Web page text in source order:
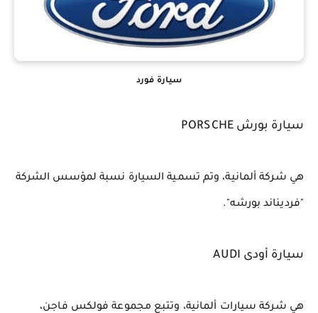
سيارة فورد
سيارة بورش PORSCHE
"فرديناند بورشه".
سيارة أودى AUDI